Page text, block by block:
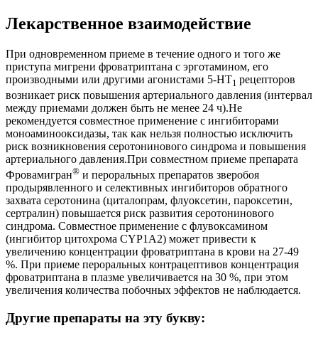
Лекарственное взаимодействие
При одновременном приеме в течение одного и того же
приступа мигрени фроватриптана с эрготамином, его
производными или другими агонистами 5-НТ1 рецепторов
возникает риск повышения артериального давления (интервал
между приемами должен быть не менее 24 ч).Не
рекомендуется совместное применение с ингибиторами
моноаминооксидазы, так как нельзя полностью исключить
риск возникновения серотонинового синдрома и повышения
артериального давления.При совместном приеме препарата
Фровамигран® и пероральных препаратов зверобоя
продырявленного и селективных ингибиторов обратного
захвата серотонина (циталопрам, флуоксетин, пароксетин,
сертралин) повышается риск развития серотонинового
синдрома. Совместное применение с флувоксамином
(ингибитор цитохрома CYP1A2) может привести к
увеличению концентрации фроватриптана в крови на 27-49
%. При приеме пероральных контрацептивов концентрация
фроватриптана в плазме увеличивается на 30 %, при этом
увеличения количества побочных эффектов не наблюдается.
Другие препараты на эту букву: